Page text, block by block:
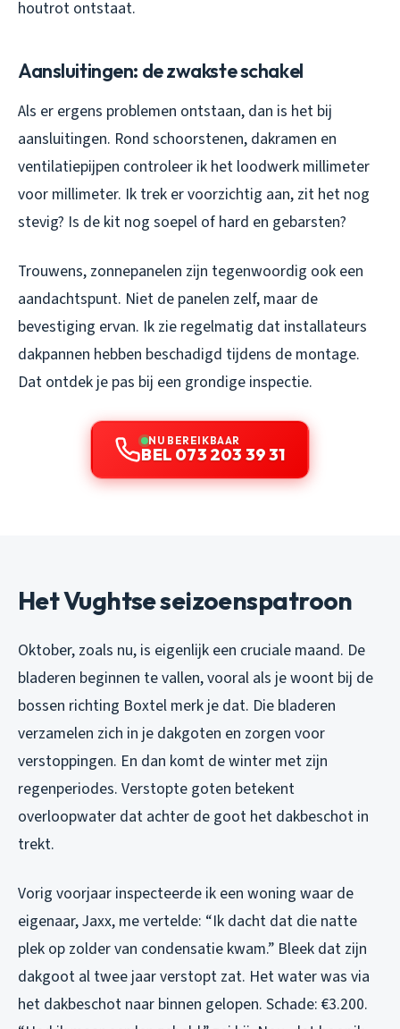
houtrot ontstaat.
Aansluitingen: de zwakste schakel
Als er ergens problemen ontstaan, dan is het bij
aansluitingen. Rond schoorstenen, dakramen en
ventilatiepijpen controleer ik het loodwerk millimeter
voor millimeter. Ik trek er voorzichtig aan, zit het nog
stevig? Is de kit nog soepel of hard en gebarsten?
Trouwens, zonnepanelen zijn tegenwoordig ook een
aandachtspunt. Niet de panelen zelf, maar de
bevestiging ervan. Ik zie regelmatig dat installateurs
dakpannen hebben beschadigd tijdens de montage.
Dat ontdek je pas bij een grondige inspectie.
NU BEREIKBAAR
BEL 073 203 39 31
Het Vughtse seizoenspatroon
Oktober, zoals nu, is eigenlijk een cruciale maand. De
bladeren beginnen te vallen, vooral als je woont bij de
bossen richting Boxtel merk je dat. Die bladeren
verzamelen zich in je dakgoten en zorgen voor
verstoppingen. En dan komt de winter met zijn
regenperiodes. Verstopte goten betekent
overloopwater dat achter de goot het dakbeschot in
trekt.
Vorig voorjaar inspecteerde ik een woning waar de
eigenaar, Jaxx, me vertelde: “Ik dacht dat die natte
plek op zolder van condensatie kwam.” Bleek dat zijn
dakgoot al twee jaar verstopt zat. Het water was via
het dakbeschot naar binnen gelopen. Schade: €3.200.